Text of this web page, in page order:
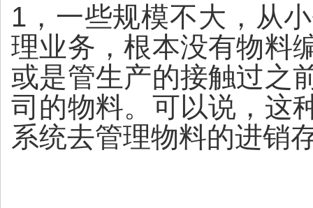
1，一些规模不大，从
理业务，根本没有物料
或是管生产的接触过之
司的物料。可以说，这
系统去管理物料的进销